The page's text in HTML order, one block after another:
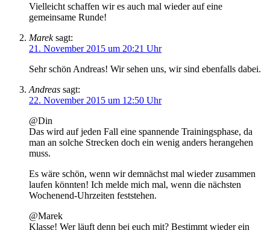
Vielleicht schaffen wir es auch mal wieder auf eine
gemeinsame Runde!
Marek sagt:
21. November 2015 um 20:21 Uhr
Sehr schön Andreas! Wir sehen uns, wir sind ebenfalls dabei.
Andreas sagt:
22. November 2015 um 12:50 Uhr
@Din
Das wird auf jeden Fall eine spannende Trainingsphase, da
man an solche Strecken doch ein wenig anders herangehen
muss.
Es wäre schön, wenn wir demnächst mal wieder zusammen
laufen könnten! Ich melde mich mal, wenn die nächsten
Wochenend-Uhrzeiten feststehen.
@Marek
Klasse! Wer läuft denn bei euch mit? Bestimmt wieder ein